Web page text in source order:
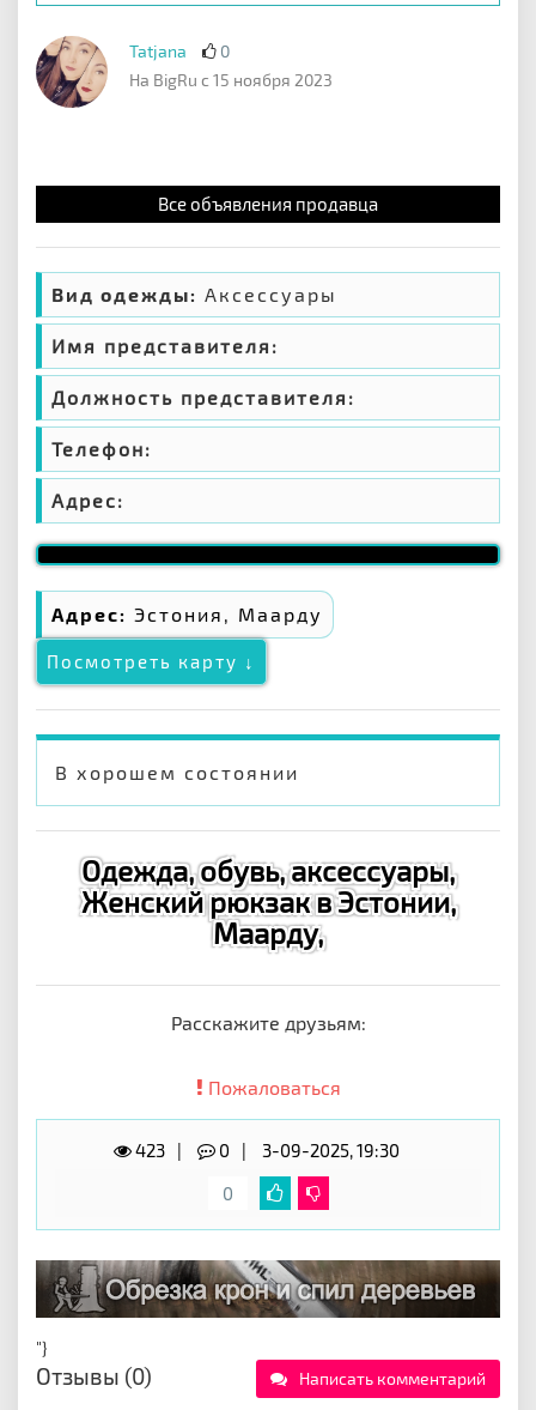
Tatjana
0
На BigRu с 15 ноября 2023
Все объявления продавца
Вид одежды: Аксессуары
Имя представителя:
Должность представителя:
Телефон:
Адрес:
Адрес: Эстония, Маарду
Посмотреть карту ↓
В хорошем состоянии
Одежда, обувь, аксессуары,
Женский рюкзак в Эстонии,
Маарду,
Расскажите друзьям:
Пожаловаться
423 0
3-09-2025, 19:30
0
"}
Отзывы (0) Написать комментарий